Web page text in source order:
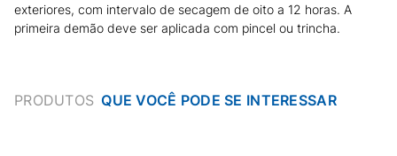
exteriores, com intervalo de secagem de oito a 12 horas. A
primeira demão deve ser aplicada com pincel ou trincha.
PRODUTOS